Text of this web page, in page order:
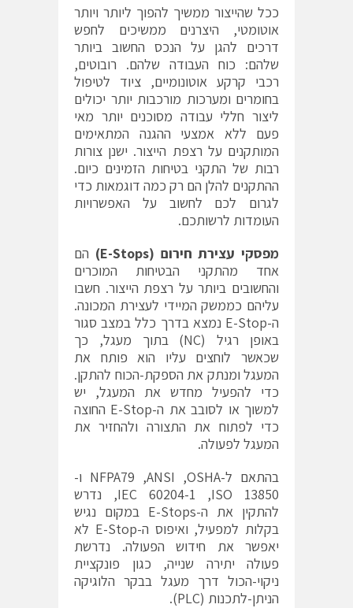
ככל שהייצור ממשיך להפוך ליותר ויותר
אוטומטי, היצרנים ממשיכים לחפש
דרכים להגן על הנכס החשוב ביותר
שלהם: כוח העבודה שלהם. רובוטים,
רכבי קרקע אוטונומיים, ציוד לטיפול
בחומרים ומערכות מורכבות יותר יכולים
ליצור חללי עבודה מסוכנים יותר מאי
פעם ללא אמצעי ההגנה המתאימים
המותקנים על רצפת הייצור. ישנן צורות
רבות של התקני בטיחות הזמינים כיום.
ההתקנים להלן הם רק כמה דוגמאות כדי
לגרום לכם לחשוב על האפשרויות
העומדות לרשותכם.
מפסקי עצירת חירום (E-Stops‏)
הם
אחד מהתקני הבטיחות המוכרים
והחשובים ביותר על רצפת הייצור. חשבו
עליהם כממשק המיידי לעצירת המכונה.
ה-E-Stop נמצא בדרך כלל במצב סגור
באופן רגיל (NC‏) בתוך מעגל, כך
שכאשר לוחצים עליו הוא פותח את
המעגל ומנתק את הספקת-הכוח להתקן.
כדי להפעיל מחדש את המעגל, יש
למשוך או לסובב את ה-E-Stop החוצה
כדי לפתוח את התצורה ולהחזיר את
המעגל לפעולה.
בהתאם ל-OSHA‏, ANSI‏, NFPA79‏ ו-
ISO 13850‏, IEC 60204-1‏, נדרש
להתקין את ה-E-Stops‏ במקום נגיש
בקלות למפעיל, ואיפוס ה-E-Stop‏ לא
יאפשר את חידוש הפעולה. נדרשת
פעולה יתירה שנייה, כגון פונקציית
ניקוי-הכול דרך מעגל בבקר הלוגיקה
הניתן-לתכנות (PLC‏).